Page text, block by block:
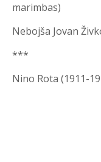
marimbas)
Nebojša Jovan
***
Nino Rota (1911-